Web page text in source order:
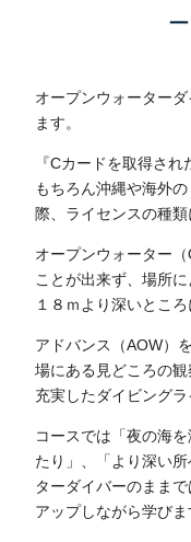
オープンウォーター
ます。
『Cカードを取得さ
もちろん沖縄や海外
際、ライセンスの種
オープンウォーター
ことが出来ず、場所
１８ｍより深いところ
アドバンス（AOW）
場にある見どころの
充実したダイビングラ
コースでは「夜の海
たり」、「より深い
ターダイバーのまま
アップしながら学びま